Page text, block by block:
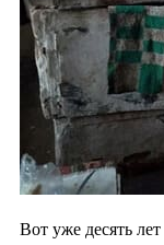
Вот уже десять лет